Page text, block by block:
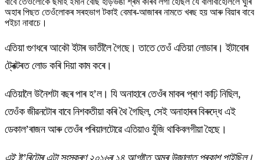
অহাৰ পিছত তেওঁলোকৰ সৰহভাগ টকাই বেমাৰ-আজাৰৰ নামতে খৰছ হয় আৰু বিয়াৰ বাবে
পইচা নাবাচে।
এতিয়া গুণধৰে আকৌ ইটাৰ ভাতীলৈ গৈছে। তাতে তেওঁ এতিয়া লোডাৰ। ইটাবোৰ
ট্ৰেক্টৰত লোড কৰি দিয়া কাম কৰে।
এতিয়ালৈ উনৈশটা বছৰ পাৰ হ’ল। যি অনাহাৰে তেওঁৰ মাকৰ প্ৰাণ কাঢ়ি নিছিল,
তেওঁক জীৱনটোৰ বাবে নিশকতীয়া কৰি থৈ গৈছিল, সেই অনাহাৰৰ বিৰুদ্ধে এই
ডেকাল’ৰাজন আৰু তেওঁৰ পৰিয়ালটোৱে এতিয়াও যুঁজি থাকিবলগীয়া হৈছে।
এই ষ্ট’ৰিটোৰ এটা সংস্কৰণ ২০১৬ৰ ১৪ আগষ্টত অমৰ উজালাত প্ৰকাশ পাইছিল।